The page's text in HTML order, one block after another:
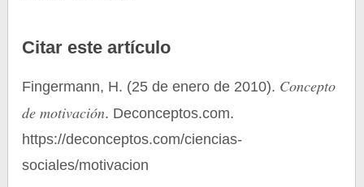
Citar este artículo
Fingermann, H. (25 de enero de 2010). Concepto
de motivación. Deconceptos.com.
https://deconceptos.com/ciencias-
sociales/motivacion